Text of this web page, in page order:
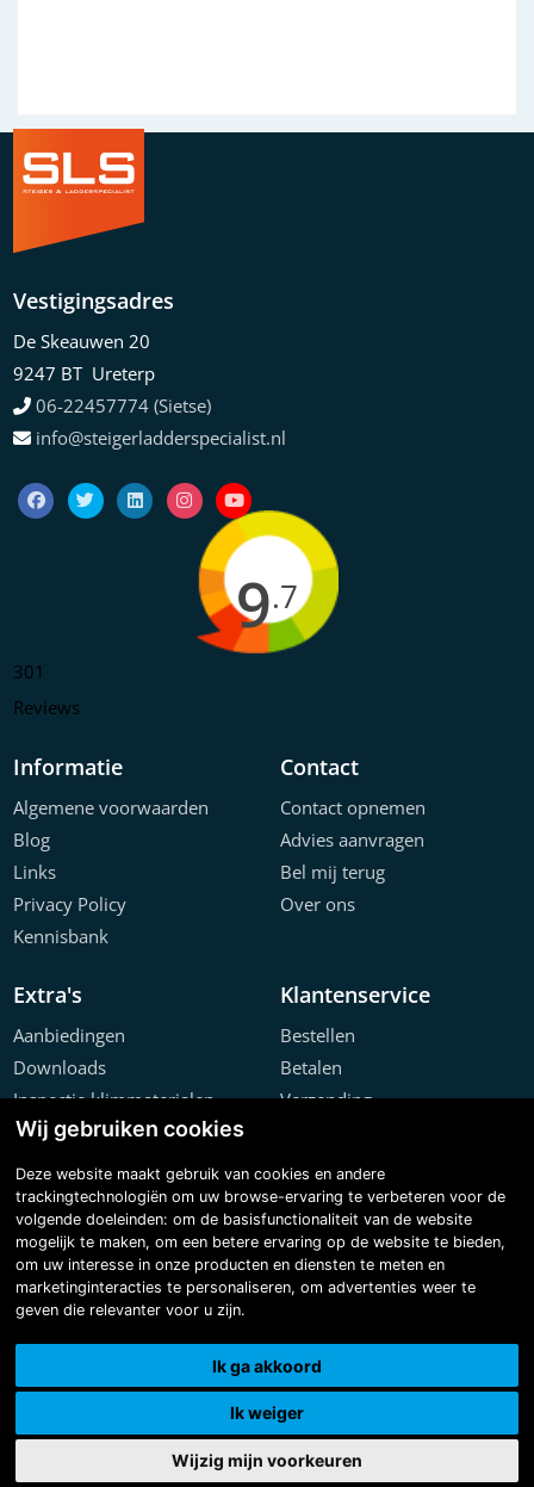
Vestigingsadres
De Skeauwen 20
9247 BT Ureterp
06-22457774 (Sietse)
info@steigerladderspecialist.nl
9.7
301
Reviews
Informatie
Algemene voorwaarden
Blog
Links
Privacy Policy
Kennisbank
Contact
Contact opnemen
Advies aanvragen
Bel mij terug
Over ons
Extra's
Aanbiedingen
Downloads
Inspectie klimmaterialen
Offerte configurator
Projecten
Klantenservice
Bestellen
Betalen
Verzending
Klachten
| Powered byBO Creator DXP®
3D tour
Wij gebruiken cookies
Deze website maakt gebruik van cookies en andere
trackingtechnologiën om uw browse-ervaring te verbeteren voor de
volgende doeleinden: om de basisfunctionaliteit van de website
mogelijk te maken, om een betere ervaring op de website te bieden,
om uw interesse in onze producten en diensten te meten en
marketinginteracties te personaliseren, om advertenties weer te
geven die relevanter voor u zijn.
Ik ga akkoord
Ik weiger
Wijzig mijn voorkeuren